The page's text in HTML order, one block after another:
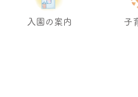
入園の案内 子